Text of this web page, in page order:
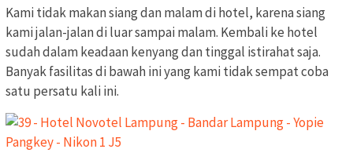
Kami tidak makan siang dan malam di hotel, karena siang
kami jalan-jalan di luar sampai malam. Kembali ke hotel
sudah dalam keadaan kenyang dan tinggal istirahat saja.
Banyak fasilitas di bawah ini yang kami tidak sempat coba
satu persatu kali ini.